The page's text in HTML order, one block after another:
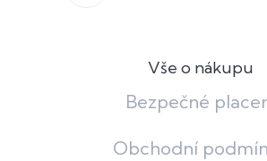
Vše o nákupu
Bezpečné
Obchodní